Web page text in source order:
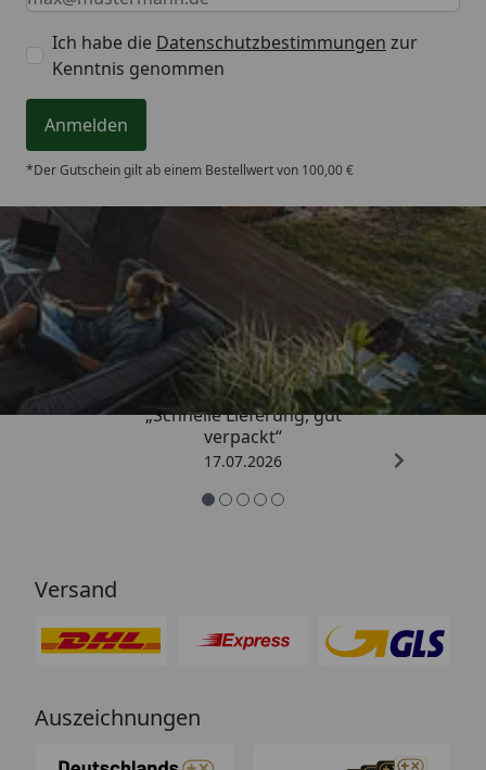
Ich habe die Datenschutzbestimmungen zur
Kenntnis genommen
Anmelden
*Der Gutschein gilt ab einem Bestellwert von 100,00 €
Trusted Shops
4,65/ 5
„Schnelle Lieferung, gut
verpackt“
17.07.2026
Versand
Auszeichnungen